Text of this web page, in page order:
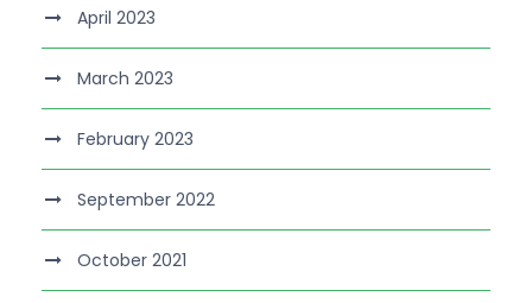
April 2023
March 2023
February 2023
September 2022
October 2021